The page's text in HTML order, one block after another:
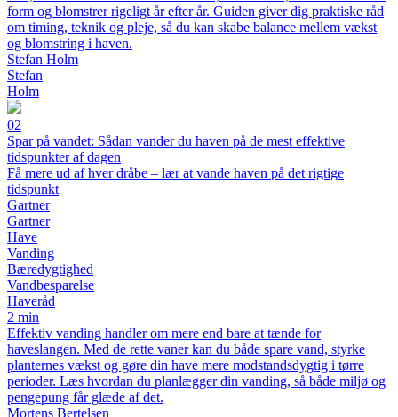
form og blomstrer rigeligt år efter år. Guiden giver dig praktiske råd
om timing, teknik og pleje, så du kan skabe balance mellem vækst
og blomstring i haven.
Stefan Holm
Stefan
Holm
02
Spar på vandet: Sådan vander du haven på de mest effektive
tidspunkter af dagen
Få mere ud af hver dråbe – lær at vande haven på det rigtige
tidspunkt
Gartner
Gartner
Have
Vanding
Bæredygtighed
Vandbesparelse
Haveråd
2 min
Effektiv vanding handler om mere end bare at tænde for
haveslangen. Med de rette vaner kan du både spare vand, styrke
planternes vækst og gøre din have mere modstandsdygtig i tørre
perioder. Læs hvordan du planlægger din vanding, så både miljø og
pengepung får glæde af det.
Mortens Bertelsen